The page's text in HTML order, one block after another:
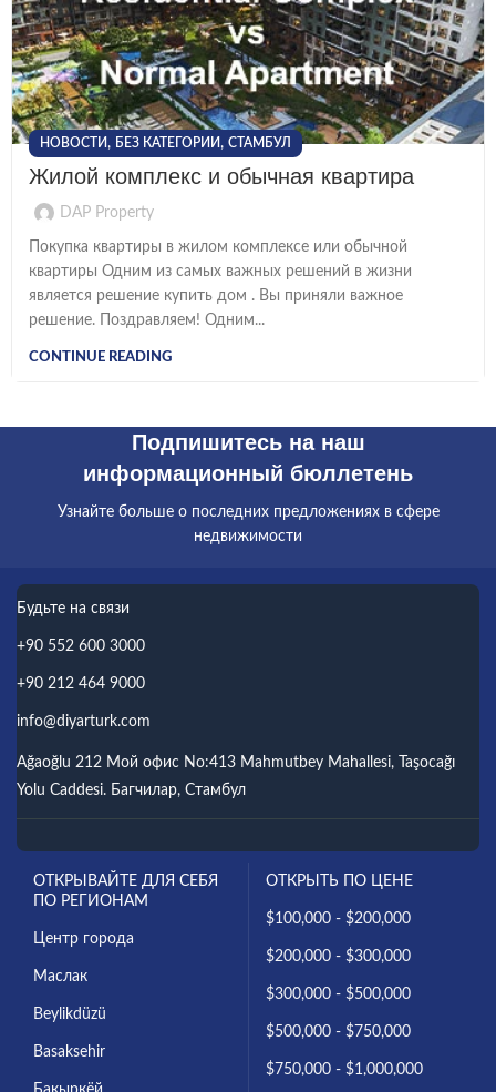
НОВОСТИ , БЕЗ КАТЕГОРИИ , СТАМБУЛ
Жилой комплекс и обычная квартира
DAP Property
Покупка квартиры в жилом комплексе или обычной
квартиры Одним из самых важных решений в жизни
является решение купить дом . Вы приняли важное
решение. Поздравляем! Одним...
CONTINUE READING
Подпишитесь на наш
информационный бюллетень
Узнайте больше о последних предложениях в сфере
недвижимости
Будьте на связи
+90 552 600 3000
+90 212 464 9000
info@diyarturk.com
Ağaoğlu 212 Мой офис No:413 Mahmutbey Mahallesi, Taşocağı
Yolu Caddesi. Багчилар, Стамбул
ОТКРЫВАЙТЕ ДЛЯ СЕБЯ
ПО РЕГИОНАМ
Центр города
Маслак
Beylikdüzü
Basaksehir
ОТКРЫТЬ ПО ЦЕНЕ
$100,000 - $200,000
$200,000 - $300,000
$300,000 - $500,000
$500,000 - $750,000
$750,000 - $1,000,000